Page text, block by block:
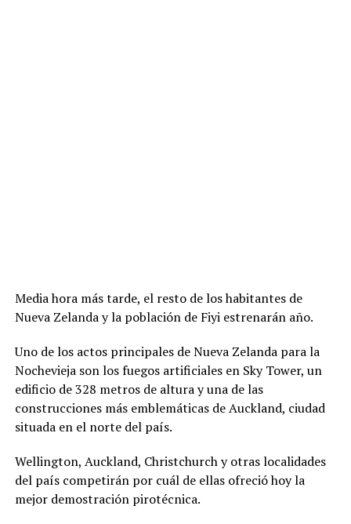
Media hora más tarde, el resto de los habitantes de
Nueva Zelanda y la población de Fiyi estrenarán año.
Uno de los actos principales de Nueva Zelanda para la
Nochevieja son los fuegos artificiales en Sky Tower, un
edificio de 328 metros de altura y una de las
construcciones más emblemáticas de Auckland, ciudad
situada en el norte del país.
Wellington, Auckland, Christchurch y otras localidades
del país competirán por cuál de ellas ofreció hoy la
mejor demostración pirotécnica.